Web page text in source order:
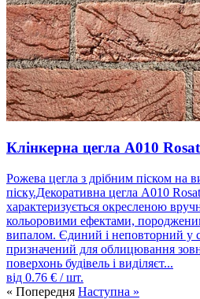
Клінкерна цегла A010
Рожева цегла з дрібним піском на
піску.Декоративна цегла A010
характеризується окресленою
кольоровими ефектами,
випалом. Єдиний і неповторний у
призначений для облицювання
поверхонь будівель і виділяєт...
від 0.76 € / шт.
« Попередня Наступна »